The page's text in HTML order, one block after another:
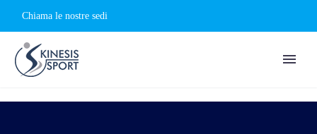
Chiama le nostre sedi